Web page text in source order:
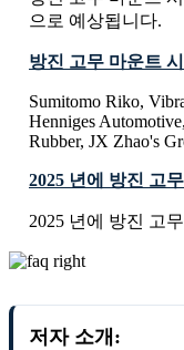
으로 예상됩니다.
방진 고무 마운트
Sumitomo Riko,
Henniges
Rubber, JX Zhao's
2025 년에 방진 고
2025 년에 방진 고
저자 소개: